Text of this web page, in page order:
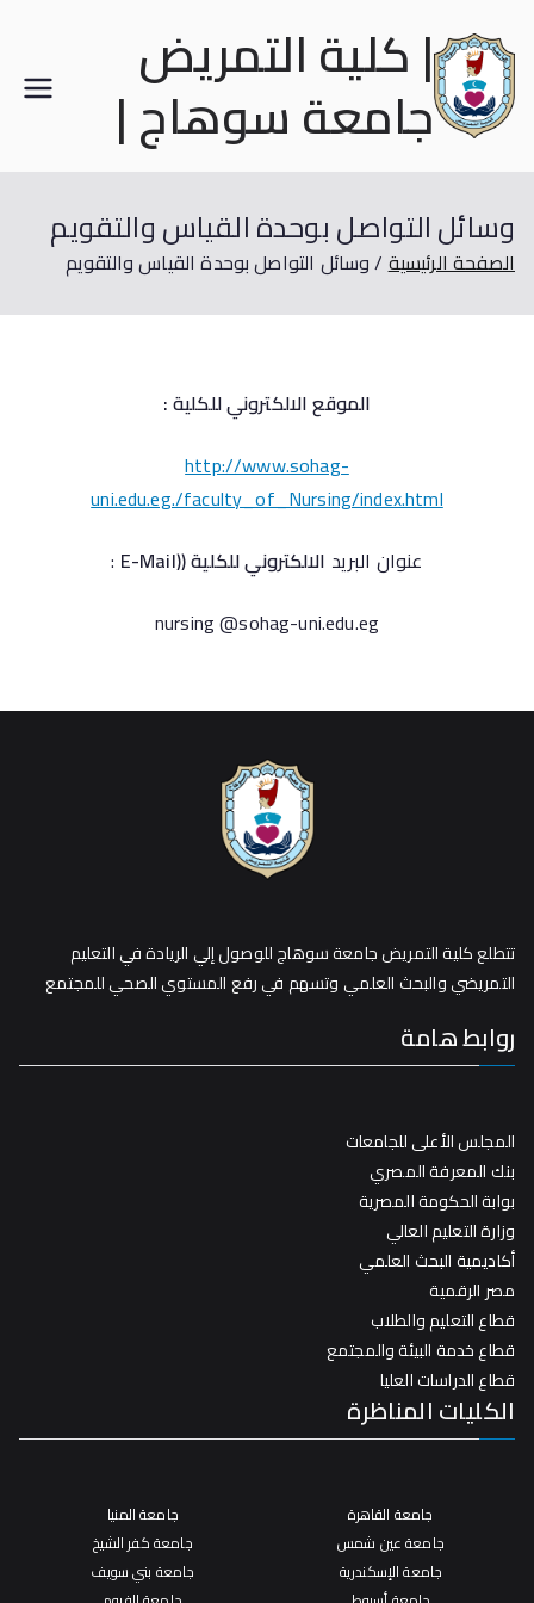
| كلية التمريض
جامعة سوهاج |
وسائل التواصل بوحدة القياس والتقويم
الصفحة الرئيسية وسائل التواصل بوحدة القياس والتقويم
الموقع الالكتروني للكلية :
http://www.sohag-
uni.edu.eg./faculty_of_Nursing/index.html
عنوان البريد الالكتروني للكلية ((E-Mail
:
nursing @sohag-uni.edu.eg
تتطلع كلية التمريض جامعة سوهاج للوصول إلي الريادة في التعليم
التمريضي والبحث العلمي وتسهم في رفع المستوي الصحي للمجتمع
روابط هامة
المجلس الأعلى للجامعات
بنك المعرفة المصري
بوابة الحكومة المصرية
وزارة التعليم العالي
أكاديمية البحث العلمي
مصر الرقمية
قطاع التعليم والطلاب
قطاع خدمة البيئة والمجتمع
قطاع الدراسات العليا
الكليات المناظرة
جامعة القاهرة
جامعة عين شمس
جامعة الإسكندرية
جامعة المنيا
جامعة كفر الشيخ
جامعة بني سويف